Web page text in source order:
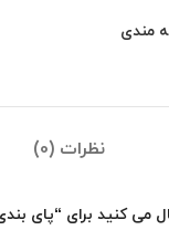
مندی
نظرات (0)
می کنید برای “پای